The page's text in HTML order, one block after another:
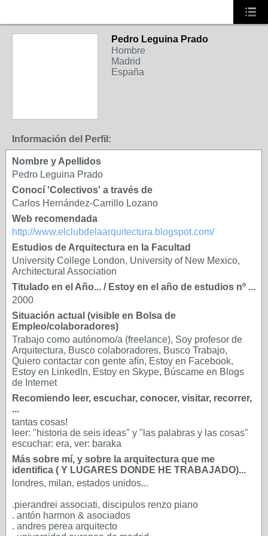
Pedro Leguina Prado
Hombre
Madrid
España
Información del Perfil:
Nombre y Apellidos
Pedro Leguina Prado
Conocí 'Colectivos' a través de
Carlos Hernández-Carrillo Lozano
Web recomendada
http://www.elclubdelaarquitectura.blogspot.com/
Estudios de Arquitectura en la Facultad
University College London, University of New Mexico,
Architectural Association
Titulado en el Año... / Estoy en el año de estudios nº ...
2000
Situación actual (visible en Bolsa de
Empleo/colaboradores)
Trabajo como autónomo/a (freelance), Soy profesor de
Arquitectura, Busco colaboradores, Busco Trabajo,
Quiero contactar con gente afín, Estoy en Facebook,
Estoy en LinkedIn, Estoy en Skype, Búscame en Blogs
de Internet
Recomiendo leer, escuchar, conocer, visitar, recorrer,
...
tantas cosas!
leer: "historia de seis ideas" y "las palabras y las cosas"
escuchar: era, ver: baraka
Más sobre mí, y sobre la arquitectura que me
identifica ( Y LUGARES DONDE HE TRABAJADO)...
londres, milan, estados unidos...
.pierandrei associati, discipulos renzo piano
. antón harmon & asociados
. andres perea arquitecto